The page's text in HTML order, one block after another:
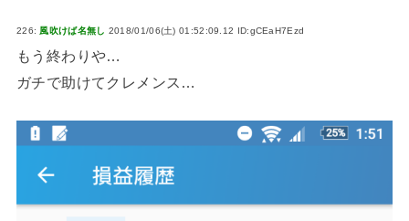
226:風吹けば名無し 2018/01/06(土) 01:52:09.12 ID:gCEaH7Ezd
もう終わりや…
ガチで助けてクレメンス…